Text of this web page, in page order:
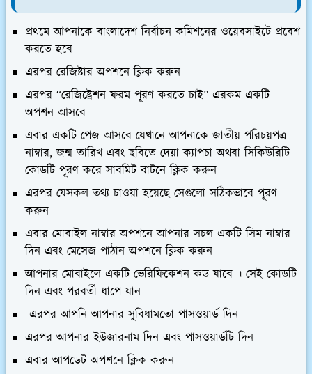
প্রথমে আপনাকে বাংলাদেশ নির্বাচন কমিশনের ওয়েবসাইটে প্রবেশ
করতে হবে
এরপর রেজিষ্টার অপশনে ক্লিক করুন
এরপর “রেজিষ্ট্রেশন ফরম পূরণ করতে চাই” এরকম একটি
অপশন আসবে
এবার একটি পেজ আসবে যেখানে আপনাকে জাতীয় পরিচয়পত্র
নাম্বার, জন্ম তারিখ এবং ছবিতে দেয়া ক্যাপচা অথবা সিকিউরিটি
কোডটি পূরণ করে সাবমিট বাটনে ক্লিক করুন
এরপর যেসকল তথ্য চাওয়া হয়েছে সেগুলো সঠিকভাবে পূরণ
করুন
এবার মোবাইল নাম্বার অপশনে আপনার সচল একটি সিম নাম্বার
দিন এবং মেসেজ পাঠান অপশনে ক্লিক করুন
আপনার মোবাইলে একটি ভেরিফিকেশন কড যাবে । সেই কোডটি
দিন এবং পরবর্তী ধাপে যান
এরপর আপনি আপনার সুবিধামতো পাসওয়ার্ড দিন
এরপর আপনার ইউজারনাম দিন এবং পাসওয়ার্ডটি দিন
এবার আপডেট অপশনে ক্লিক করুন